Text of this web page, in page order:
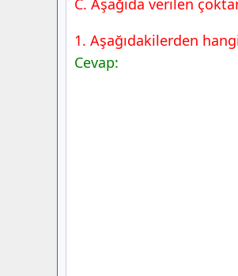
1. Aşağıdakilerden
Cevap: